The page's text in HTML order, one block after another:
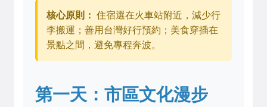
核心原則： 住宿選在火車站附近，減少行
李搬運；善用台灣好行預約；美食穿插在
景點之間，避免專程奔波。
第一天：市區文化漫步